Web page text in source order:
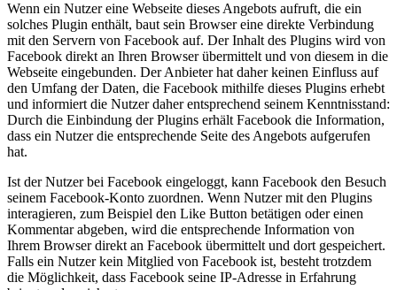
Wenn ein Nutzer eine Webseite dieses Angebots aufruft, die ein
solches Plugin enthält, baut sein Browser eine direkte Verbindung
mit den Servern von Facebook auf. Der Inhalt des Plugins wird von
Facebook direkt an Ihren Browser übermittelt und von diesem in die
Webseite eingebunden. Der Anbieter hat daher keinen Einfluss auf
den Umfang der Daten, die Facebook mithilfe dieses Plugins erhebt
und informiert die Nutzer daher entsprechend seinem Kenntnisstand:
Durch die Einbindung der Plugins erhält Facebook die Information,
dass ein Nutzer die entsprechende Seite des Angebots aufgerufen
hat.
Ist der Nutzer bei Facebook eingeloggt, kann Facebook den Besuch
seinem Facebook-Konto zuordnen. Wenn Nutzer mit den Plugins
interagieren, zum Beispiel den Like Button betätigen oder einen
Kommentar abgeben, wird die entsprechende Information von
Ihrem Browser direkt an Facebook übermittelt und dort gespeichert.
Falls ein Nutzer kein Mitglied von Facebook ist, besteht trotzdem
die Möglichkeit, dass Facebook seine IP-Adresse in Erfahrung